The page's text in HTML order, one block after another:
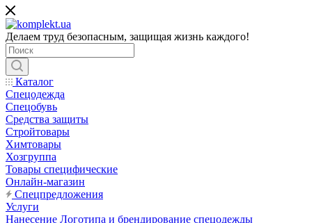
Делаем труд безопасным, защищая жизнь каждого!
Каталог
Спецодежда
Спецобувь
Средства защиты
Стройтовары
Химтовары
Хозгруппа
Товары специфические
Онлайн-магазин
Спецпредложения
Услуги
Нанесение Логотипа и брендирование спецодежды